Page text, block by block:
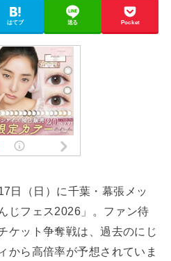
はてブ 送る Pocket
日（日）に千葉・幕張メッ
じフェス2026」。ファン待
ケット争奪戦は、過去のにじ
から高倍率が予想されていま